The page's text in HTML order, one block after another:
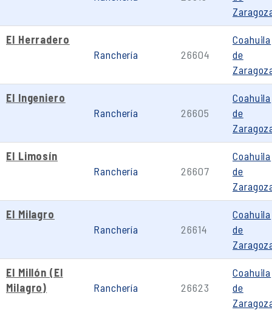
El Herradero
Ranchería
26604
Coahuila
de
El Ingeniero
Ranchería
26605
Coahuila
de
El Limosín
Ranchería
26607
Coahuila
de
El Milagro
Ranchería
26614
Coahuila
de
El Millón (El
Milagro)
Ranchería 26623
Coahuila
de